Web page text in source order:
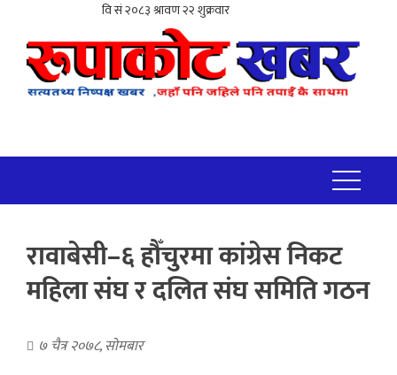
रावाबेसी–६ हौँचुरमा कांग्रेस निकट
महिला संघ र दलित संघ समिति गठन
७ चैत्र २०७८, सोमबार